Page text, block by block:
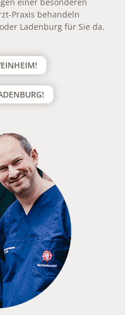
Praxis behandeln
Ladenburg für Sie da.